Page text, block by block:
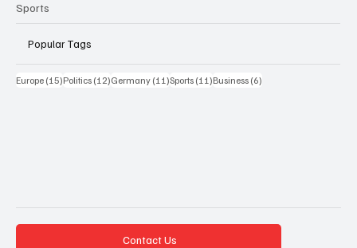
Sports
Popular Tags
Europe (15)15 Beiträge
Politics (12)12 Beiträge
Germany (11)11 Beiträge
Sports (11)11 Beiträge
Business (6)
Contact Us